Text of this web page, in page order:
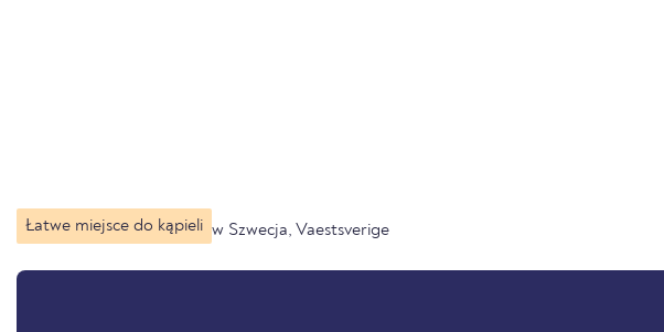
Łatwe miejsce do kąpieli w Szwecja, Vaestsverige